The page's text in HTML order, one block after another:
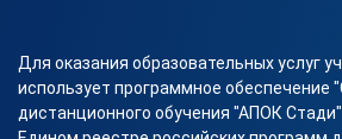
Для оказания образовательных услуг
использует программное обеспечение
дистанционного обучения "АПОК